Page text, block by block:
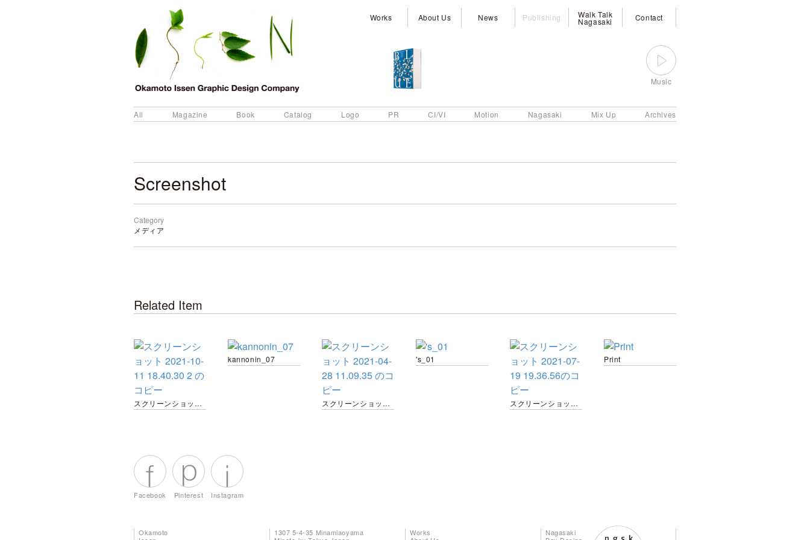
Works About Us News Publishing Walk Talk
Nagasaki Contact
Music
All Magazine Book Catalog Logo PR CI/VI Motion Nagasaki Mix Up Archives
Screenshot
Category
メディア
Related Item
スクリーンショット 2021-10-11 18.40.30 2 のコピー
kannonin_07
スクリーンショット 2021-04-28 11.09.35 のコピー
's_01
スクリーンショット 2021-07-19 19.36.56のコピー
Print
Facebook Pinterest Instagram
Okamoto
1307 5-4-35 Minamiaoyama
Works
Nagasaki